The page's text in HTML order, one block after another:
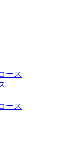
ース
ース